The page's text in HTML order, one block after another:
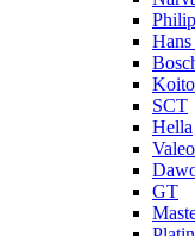
Hans
Koito
SCT
Hella
Valeo
GT